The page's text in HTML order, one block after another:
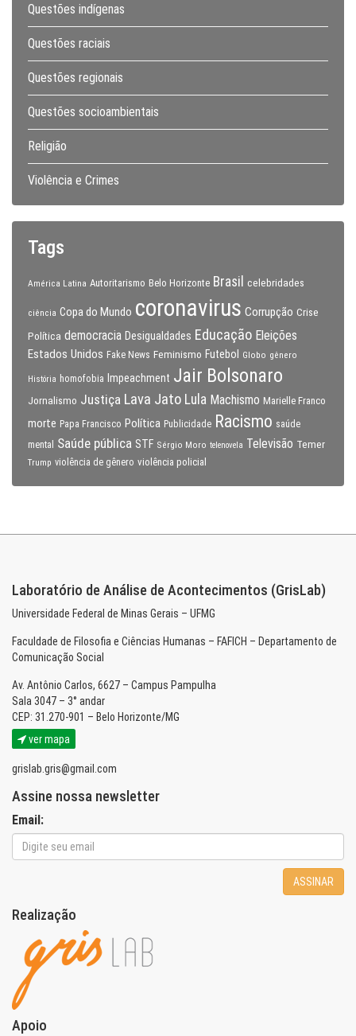
Questões indígenas
Questões raciais
Questões regionais
Questões socioambientais
Religião
Violência e Crimes
Tags
América Latina Autoritarismo Belo Horizonte Brasil celebridades
ciência Copa do Mundo coronavirus Corrupção Crise
Política democracia Desigualdades Educação Eleições
Estados Unidos Fake News Feminismo Futebol Globo gênero
História homofobia Impeachment Jair Bolsonaro
Jornalismo Justiça Lava Jato Lula Machismo Marielle Franco
morte Papa Francisco Política Publicidade Racismo saúde
mental
Saúde pública STF Sérgio Moro telenovela Televisão Temer
Trump violência de gênero violência policial
Laboratório de Análise de Acontecimentos (GrisLab)
Universidade Federal de Minas Gerais – UFMG
Faculdade de Filosofia e Ciências Humanas – FAFICH – Departamento de
Comunicação Social
Av. Antônio Carlos, 6627 – Campus Pampulha
Sala 3047 – 3° andar
CEP: 31.270-901 – Belo Horizonte/MG
ver mapa
grislab.gris@gmail.com
Assine nossa newsletter
Email:
ASSINAR
Realização
Apoio